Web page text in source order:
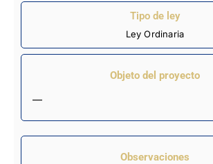
Tipo de ley
Ley Ordinaria
Objeto del proyecto
—
Observaciones